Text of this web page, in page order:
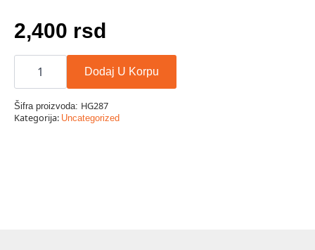
2,400 rsd
HYDRA
EXPERT
REDUX
250gr
količina
Dodaj U Korpu
Šifra proizvoda: HG287
Kategorija: Uncategorized